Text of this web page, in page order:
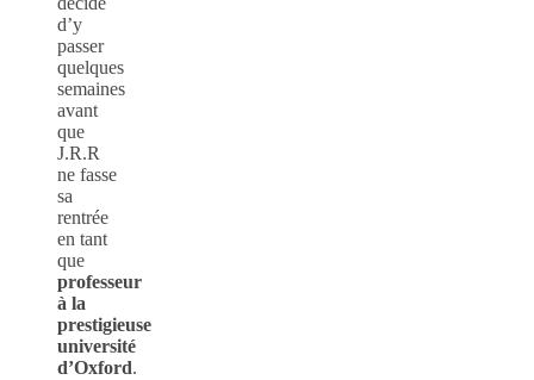
d’y
passer
quelques
semaines
avant
que
J.R.R
ne fasse
sa
rentrée
en tant
que
professeur
à la
prestigieuse
université
d’Oxford.